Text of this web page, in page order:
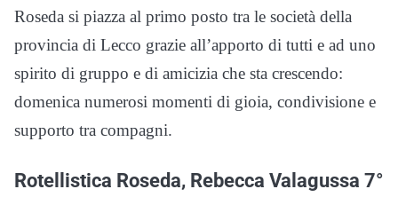
Roseda si piazza al primo posto tra le società della
provincia di Lecco grazie all’apporto di tutti e ad uno
spirito di gruppo e di amicizia che sta crescendo:
domenica numerosi momenti di gioia, condivisione e
supporto tra compagni.
Rotellistica Roseda, Rebecca Valagussa 7°